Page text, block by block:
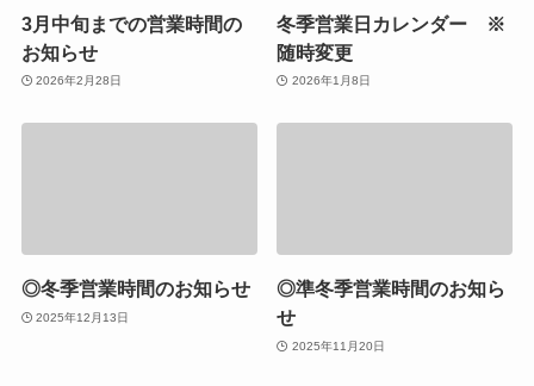
3月中旬までの営業時間の
お知らせ
2026年2月28日
冬季営業日カレンダー ※
随時変更
2026年1月8日
◎冬季営業時間のお知らせ
2025年12月13日
◎準冬季営業時間のお知ら
せ
2025年11月20日